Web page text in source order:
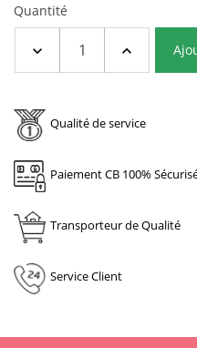
Quantité
Qualité de service
Paiement CB 100%
Transporteur de Qualité
Service Client